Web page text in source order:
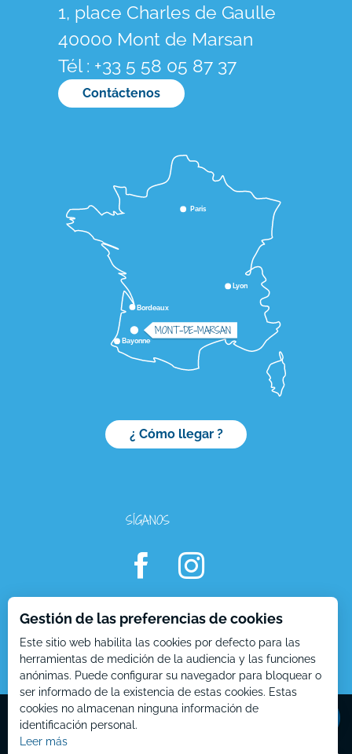
Contactar
1, place Charles de Gaulle
40000 Mont de Marsan
Tél : +33 5 58 05 87 37
Contáctenos
Lyon
Bordeaux
Paris
Bayonne
MONT-DE-MARSAN
¿ Cómo llegar ?
SÍGANOS
Mentions Légales – ES Plan du site – ES
Gestión de las preferencias de cookies
Este sitio web habilita las cookies por defecto para las
herramientas de medición de la audiencia y las funciones
anónimas. Puede configurar su navegador para bloquear o
ser informado de la existencia de estas cookies. Estas
cookies no almacenan ninguna información de
identificación personal.
Leer más